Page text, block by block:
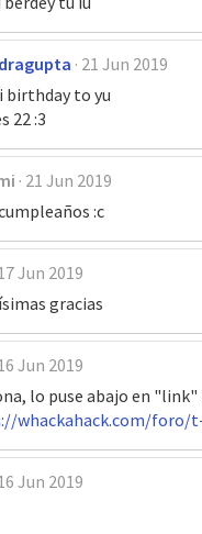
21 Jun 2019
birthday to yu
22 :3
21 Jun 2019
:c
Jun 2019
gracias
Jun 2019
lo puse abajo en "link"
whackahack.com/foro/
Jun 2019